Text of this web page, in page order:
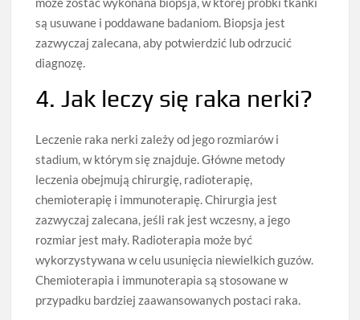
są usuwane i poddawane badaniom. Biopsja jest
zazwyczaj zalecana, aby potwierdzić lub odrzucić
diagnozę.
4. Jak leczy się raka nerki?
Leczenie raka nerki zależy od jego rozmiarów i
stadium, w którym się znajduje. Główne metody
leczenia obejmują chirurgię, radioterapię,
chemioterapię i immunoterapię. Chirurgia jest
zazwyczaj zalecana, jeśli rak jest wczesny, a jego
rozmiar jest mały. Radioterapia może być
wykorzystywana w celu usunięcia niewielkich guzów.
Chemioterapia i immunoterapia są stosowane w
przypadku bardziej zaawansowanych postaci raka.